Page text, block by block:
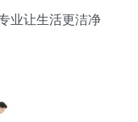
业让生活更洁净